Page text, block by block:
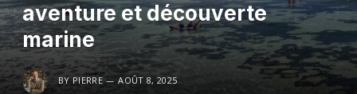
aventure et découverte
marine
BY PIERRE AOÛT 8, 2025